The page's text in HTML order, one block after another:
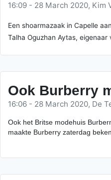
16:09 - 28 March 2020, Kim
Een shoarmazaak in Capelle
Talha Oguzhan Aytas,
Ook Burberry
16:06 - 28 March 2020, De
Ook het Britse modehuis
maakte Burberry zaterdag